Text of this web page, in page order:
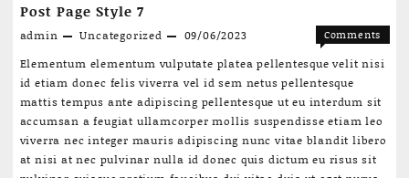
Post Page Style 7
admin Uncategorized 09/06/2023
Comments
Post
Style
7
Elementum elementum vulputate platea pellentesque velit nisi
id etiam donec felis viverra vel id sem netus pellentesque
mattis tempus ante adipiscing pellentesque ut eu interdum sit
accumsan a feugiat ullamcorper mollis suspendisse etiam leo
viverra nec integer mauris adipiscing nunc vitae blandit libero
at nisi at nec pulvinar nulla id donec quis dictum eu risus sit